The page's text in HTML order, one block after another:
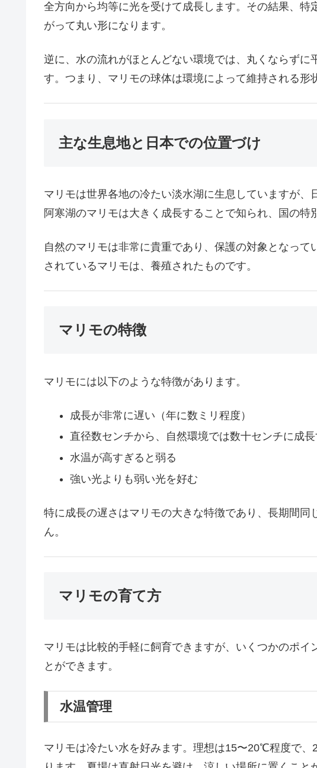
全方向から均等に光を受けて成長します。その結果、
がって丸い形になります。
逆に、水の流れがほとんどない環境では、丸くならずに
す。つまり、マリモの球体は環境によって維持される形
主な生息地と日本での位置づけ
マリモは世界各地の冷たい淡水湖に生息していますが、
阿寒湖のマリモは大きく成長することで知られ、国の特
自然のマリモは非常に貴重であり、保護の対象となっ
されているマリモは、養殖されたものです。
マリモの特徴
マリモには以下のような特徴があります。
成長が非常に遅い（年に数ミリ程度）
直径数センチから、自然環境では数十センチに成
水温が高すぎると弱る
強い光よりも弱い光を好む
特に成長の遅さはマリモの大きな特徴であり、長期間
ん。
マリモの育て方
マリモは比較的手軽に飼育できますが、いくつかのポイ
とができます。
水温管理
マリモは冷たい水を好みます。理想は15〜20℃程度で